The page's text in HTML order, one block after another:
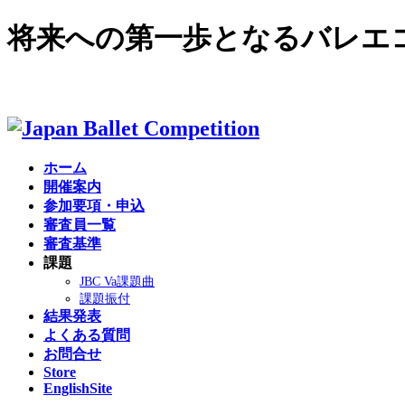
将来への第一歩となるバレエ
ホーム
開催案内
参加要項・申込
審査員一覧
審査基準
課題
JBC Va課題曲
課題振付
結果発表
よくある質問
お問合せ
Store
EnglishSite